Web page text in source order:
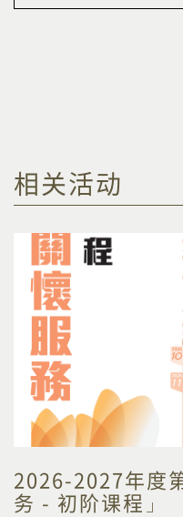
相关活动
2026-2027年度
务 - 初阶课程」